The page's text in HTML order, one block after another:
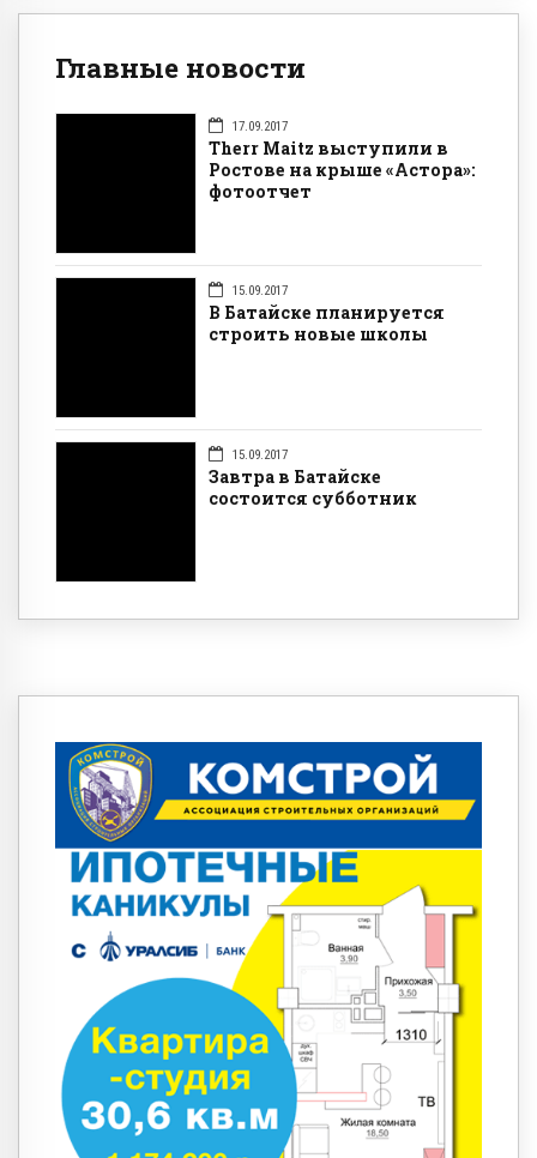
Главные новости
17.09.2017
Therr Maitz выступили в
Ростове на крыше «Астора»:
фотоотчет
15.09.2017
В Батайске планируется
строить новые школы
15.09.2017
Завтра в Батайске
состоится субботник